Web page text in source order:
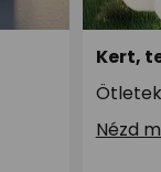
Kert,
Nézd